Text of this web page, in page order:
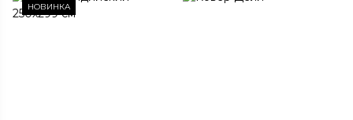
НОВИНКА